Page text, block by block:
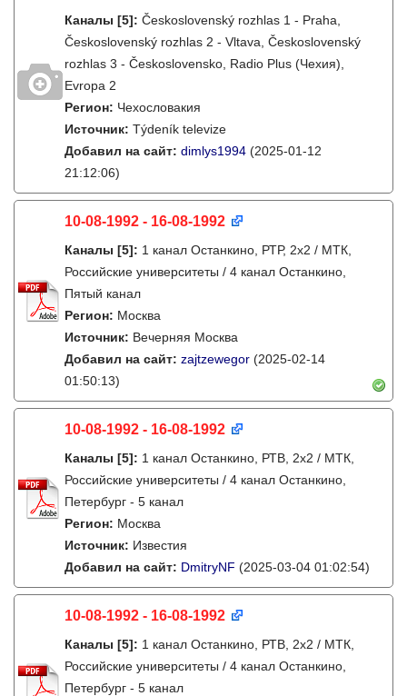
Каналы [5]: Československý rozhlas 1 - Praha,
Československý rozhlas 2 - Vltava, Československý
rozhlas 3 - Československo, Radio Plus (Чехия),
Evropa 2
Регион: Чехословакия
Источник: Týdeník televize
Добавил на сайт: dimlys1994 (2025-01-12
21:12:06)
10-08-1992 - 16-08-1992
Каналы [5]: 1 канал Останкино, РТР, 2х2 / МТК,
Российские университеты / 4 канал Останкино,
Пятый канал
Регион: Москва
Источник: Вечерняя Москва
Добавил на сайт: zajtzewegor (2025-02-14
01:50:13)
10-08-1992 - 16-08-1992
Каналы [5]: 1 канал Останкино, РТВ, 2х2 / МТК,
Российские университеты / 4 канал Останкино,
Петербург - 5 канал
Регион: Москва
Источник: Известия
Добавил на сайт: DmitryNF (2025-03-04 01:02:54)
10-08-1992 - 16-08-1992
Каналы [5]: 1 канал Останкино, РТВ, 2х2 / МТК,
Российские университеты / 4 канал Останкино,
Петербург - 5 канал